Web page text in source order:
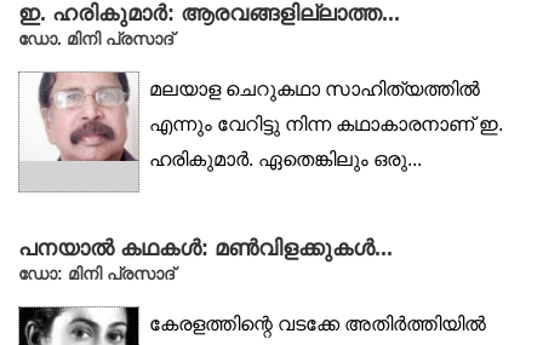
ഇ. ഹരികുമാർ: ആരവങ്ങളില്ലാത്ത...
ഡോ. മിനി പ്രസാദ്
മലയാള ചെറുകഥാ സാഹിത്യത്തിൽ
എന്നും വേറിട്ടു നിന്ന കഥാകാരനാണ് ഇ.
ഹരികുമാർ. ഏതെങ്കിലും ഒരു...
പനയാൽ കഥകൾ: മൺവിളക്കുകൾ...
ഡോ: മിനി പ്രസാദ്
കേരളത്തിന്റെ വടക്കേ അതിർത്തിയിൽ